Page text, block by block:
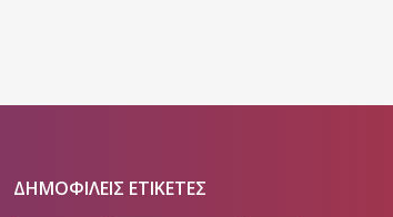
ΔΗΜΟΦΙΛΕΙΣ ΕΤΙΚΕΤΕΣ